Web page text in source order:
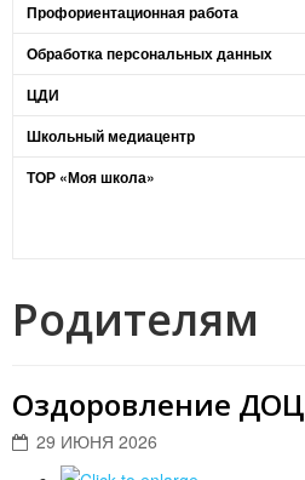
Профориентационная работа
Обработка персональных данных
ЦДИ
Школьный медиацентр
ТОР «Моя школа»
Родителям
Оздоровление ДОЦ
29 ИЮНЯ 2026